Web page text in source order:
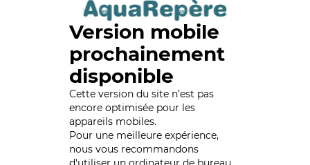
Version mobile
prochainement
disponible
Cette version du site n’est pas
encore optimisée pour les
appareils mobiles.
Pour une meilleure expérience,
nous vous recommandons